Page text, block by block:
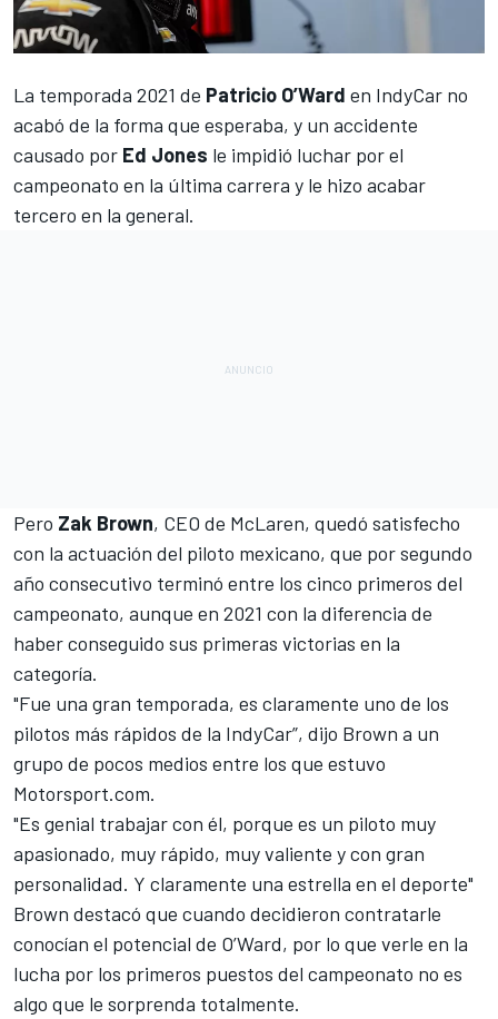
La temporada 2021 de Patricio O’Ward en IndyCar no
acabó de la forma que esperaba, y un accidente
causado por Ed Jones le impidió luchar por el
campeonato en la última carrera y le hizo acabar
tercero en la general.
Pero Zak Brown, CEO de McLaren, quedó satisfecho
con la actuación del piloto mexicano, que por segundo
año consecutivo terminó entre los cinco primeros del
campeonato, aunque en 2021 con la diferencia de
haber conseguido sus primeras victorias en la
categoría.
"Fue una gran temporada, es claramente uno de los
pilotos más rápidos de la IndyCar”, dijo Brown a un
grupo de pocos medios entre los que estuvo
Motorsport.com.
"Es genial trabajar con él, porque es un piloto muy
apasionado, muy rápido, muy valiente y con gran
personalidad. Y claramente una estrella en el deporte"
Brown destacó que cuando decidieron contratarle
conocían el potencial de O’Ward, por lo que verle en la
lucha por los primeros puestos del campeonato no es
algo que le sorprenda totalmente.